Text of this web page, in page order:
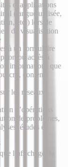
et applications
(langue utilisée,
etc.) lors de
de visualisation
à un formulaire
ou accès à
informations que
contenu
les réseaux
d’opérations
de problèmes,
études et
l’affichage de